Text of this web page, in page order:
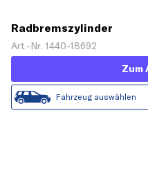
Radbremszylinder
Art.-Nr. 1440-18692
Zum
Fahrzeug auswählen